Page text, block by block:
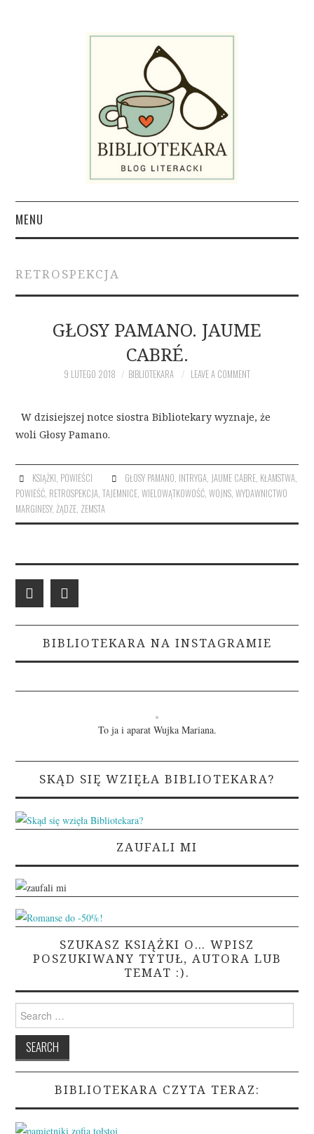
MENU
O BIBLIOTEKARZE
NAPISZ DO BIBLIOTEKARY
RETROSPEKCJA
GŁOSY PAMANO. JAUME
CABRÉ.
9 LUTEGO 2018 BIBLIOTEKARA LEAVE A COMMENT
W dzisiejszej notce siostra Bibliotekary wyznaje, że
woli Głosy Pamano.
KSIĄŻKI, POWIEŚCI GŁOSY PAMANO, INTRYGA, JAUME CABRE, KŁAMSTWA,
POWIEŚĆ, RETROSPEKCJA,TAJEMNICE,WIELOWĄTKOWOŚĆ,WOJNS,WYDAWNICTWO
MARGINESY,ŻĄDZE, ZEMSTA
BIBLIOTEKARA NA INSTAGRAMIE
To ja i aparat Wujka Mariana.
SKĄD SIĘ WZIĘŁA BIBLIOTEKARA?
ZAUFALI MI
SZUKASZ KSIĄŻKI O… WPISZ
POSZUKIWANY TYTUŁ, AUTORA LUB
TEMAT :).
Search
for:
BIBLIOTEKARA CZYTA TERAZ: